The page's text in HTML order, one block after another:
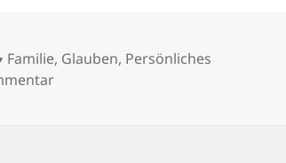
Kategorien
Familie, Glauben, Persönliches
zu Eine schöne Woche ging zuende